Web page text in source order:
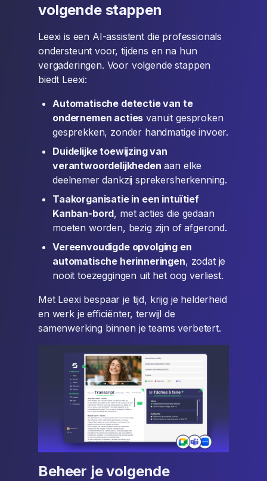
volgende stappen
Leexi is een AI-assistent die professionals
ondersteunt voor, tijdens en na hun
vergaderingen. Voor volgende stappen
biedt Leexi:
Automatische detectie van te
ondernemen acties vanuit gesproken
gesprekken, zonder handmatige invoer.
Duidelijke toewijzing van
verantwoordelijkheden aan elke
deelnemer dankzij sprekersherkenning.
Taakorganisatie in een intuïtief
Kanban-bord, met acties die gedaan
moeten worden, bezig zijn of afgerond.
Vereenvoudigde opvolging en
automatische herinneringen, zodat je
nooit toezeggingen uit het oog verliest.
Met Leexi bespaar je tijd, krijg je helderheid
en werk je efficiënter, terwijl de
samenwerking binnen je teams verbetert.
Beheer je volgende